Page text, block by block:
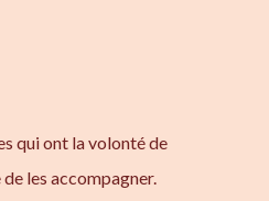
qui ont la volonté de
les accompagner.